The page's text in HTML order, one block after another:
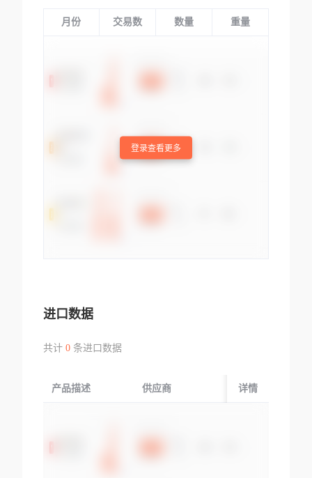
月份 交易数 数量 重量
登录查看更多
进口数据
共计 0条进口数据
产品描述 供应商 起运国/地区
详情